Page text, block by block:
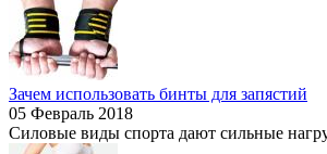
Зачем использовать бинты для запястий
05 Февраль 2018
Силовые виды спорта дают сильные